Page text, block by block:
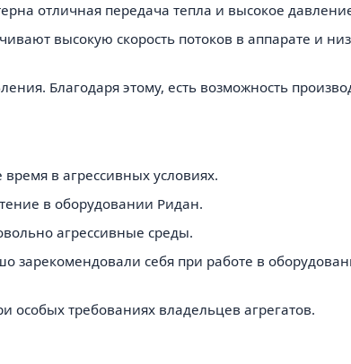
отличная передача тепла и высокое
высокую скорость потоков в аппарате и
Благодаря этому, есть возможность
в агрессивных условиях.
в оборудовании Ридан.
агрессивные среды.
себя при работе в
требованиях владельцев агрегатов.